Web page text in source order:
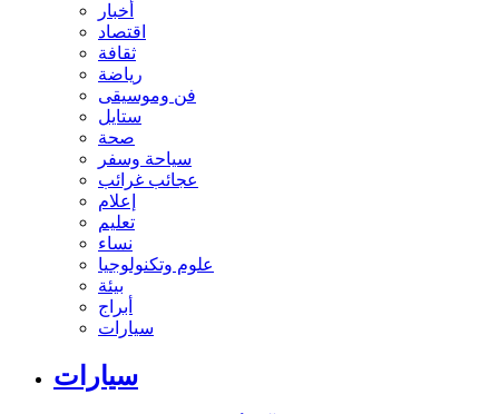
أخبار
اقتصاد
ثقافة
رياضة
فن وموسيقى
ستايل
صحة
سياحة وسفر
عجائب غرائب
إعلام
تعليم
نساء
علوم وتكنولوجيا
بيئة
أبراج
سيارات
سيارات